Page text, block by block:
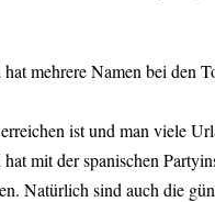
mehrere Namen bei den
ist und man viele
mit der spanischen
Natürlich sind auch die